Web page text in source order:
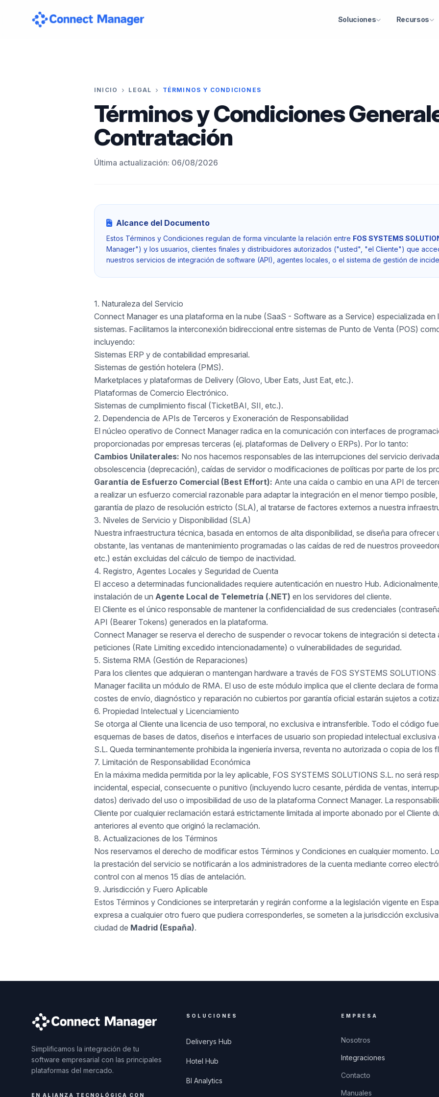
Soluciones Recursos
INICIO LEGAL TÉRMINOS Y CONDICIONES
Términos y Condiciones
Contratación
Última actualización: 06/08/2026
Alcance del Documento
Estos Términos y Condiciones regulan de forma vinculante la relación entre FOS SYSTEMS
Manager") y los usuarios, clientes finales y distribuidores autorizados ("usted", "el Cliente") que
nuestros servicios de integración de software (API), agentes locales, o el sistema de gestión de
1. Naturaleza del Servicio
Connect Manager es una plataforma en la nube (SaaS - Software as a Service) especializada
sistemas. Facilitamos la interconexión bidireccional entre sistemas de Punto de Venta (POS)
incluyendo:
Sistemas ERP y de contabilidad empresarial.
Sistemas de gestión hotelera (PMS).
Marketplaces y plataformas de Delivery (Glovo, Uber Eats, Just Eat, etc.).
Plataformas de Comercio Electrónico.
Sistemas de cumplimiento fiscal (TicketBAI, SII, etc.).
2. Dependencia de APIs de Terceros y Exoneración de Responsabilidad
El núcleo operativo de Connect Manager radica en la comunicación con interfaces de
proporcionadas por empresas terceras (ej. plataformas de Delivery o ERPs). Por lo tanto:
Cambios Unilaterales: No nos hacemos responsables de las interrupciones del servicio
obsolescencia (deprecación), caídas de servidor o modificaciones de políticas por parte de los
Garantía de Esfuerzo Comercial (Best Effort): Ante una caída o cambio en una API de
a realizar un esfuerzo comercial razonable para adaptar la integración en el menor tiempo
garantía de plazo de resolución estricto (SLA), al tratarse de factores externos a nuestra
3. Niveles de Servicio y Disponibilidad (SLA)
Nuestra infraestructura técnica, basada en entornos de alta disponibilidad, se diseña para ofrecer
obstante, las ventanas de mantenimiento programadas o las caídas de red de nuestros
etc.) están excluidas del cálculo de tiempo de inactividad.
4. Registro, Agentes Locales y Seguridad de Cuenta
El acceso a determinadas funcionalidades requiere autenticación en nuestro Hub.
instalación de un Agente Local de Telemetría (.NET) en los servidores del cliente.
El Cliente es el único responsable de mantener la confidencialidad de sus credenciales
API (Bearer Tokens) generados en la plataforma.
Connect Manager se reserva el derecho de suspender o revocar tokens de integración si
peticiones (Rate Limiting excedido intencionadamente) o vulnerabilidades de seguridad.
5. Sistema RMA (Gestión de Reparaciones)
Para los clientes que adquieran o mantengan hardware a través de FOS SYSTEMS
Manager facilita un módulo de RMA. El uso de este módulo implica que el cliente declara de
costes de envío, diagnóstico y reparación no cubiertos por garantía oficial estarán sujetos a
6. Propiedad Intelectual y Licenciamiento
Se otorga al Cliente una licencia de uso temporal, no exclusiva e intransferible. Todo el código
esquemas de bases de datos, diseños e interfaces de usuario son propiedad intelectual
S.L. Queda terminantemente prohibida la ingeniería inversa, reventa no autorizada o copia de los
7. Limitación de Responsabilidad Económica
En la máxima medida permitida por la ley aplicable, FOS SYSTEMS SOLUTIONS S.L. no será
incidental, especial, consecuente o punitivo (incluyendo lucro cesante, pérdida de ventas,
datos) derivado del uso o imposibilidad de uso de la plataforma Connect Manager. La
Cliente por cualquier reclamación estará estrictamente limitada al importe abonado por el Cliente
anteriores al evento que originó la reclamación.
8. Actualizaciones de los Términos
Nos reservamos el derecho de modificar estos Términos y Condiciones en cualquier momento.
la prestación del servicio se notificarán a los administradores de la cuenta mediante correo
control con al menos 15 días de antelación.
9. Jurisdicción y Fuero Aplicable
Estos Términos y Condiciones se interpretarán y regirán conforme a la legislación vigente en
expresa a cualquier otro fuero que pudiera corresponderles, se someten a la jurisdicción
ciudad de Madrid (España).
Simplificamos la integración de tu
software empresarial con las principales
plataformas del mercado.
EN ALIANZA TECNOLÓGICA CON
SOLUCIONES
Deliverys Hub
Hotel Hub
BI Analytics
EMPRESA
Nosotros
Integraciones
Contacto
Manuales